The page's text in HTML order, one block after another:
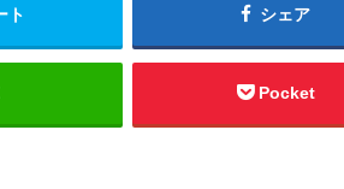
ト シェア
Pocket